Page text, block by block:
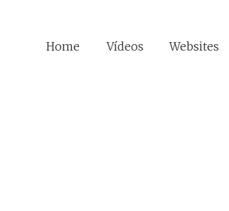
Home Vídeos Websites